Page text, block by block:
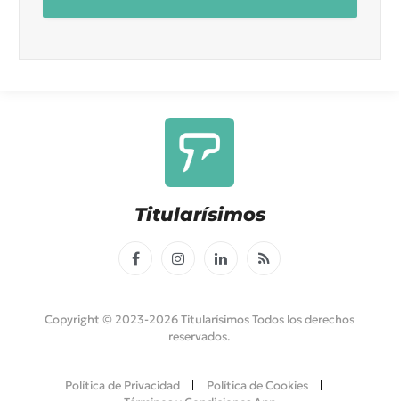
Titularísimos
FacebookInstagramLinkedInRSS
Copyright © 2023-2026 Titularísimos Todos los derechos
reservados.
Política de Privacidad
Política de Cookies